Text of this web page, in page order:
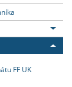
FF UK